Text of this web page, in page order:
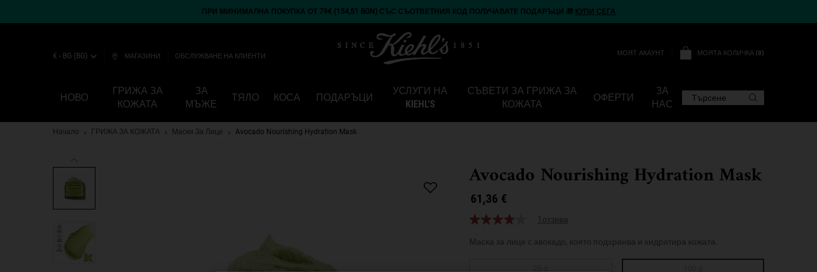
ПРИ МИНИМАЛНА ПОКУПКА ОТ 79€ (154,51 BGN) СЪС СЪОТВЕТНИЯ КОД ПОЛУЧАВАТЕ ПОДАРЪЦИ 🎁 КУПИ СЕГА
€ - BG (BG) МАГАЗИНИ ОБСЛУЖВАНЕ НА КЛИЕНТИ МОЯТ АКАУНТ МОЯТА КОЛИЧКА 0
0 ПРОДУКТ
НОВО
ГРИЖА ЗА
КОЖАТА
ЗА
МЪЖЕ
ТЯЛО КОСА ПОДАРЪЦИ
УСЛУГИ НА
KIEHL'S
СЪВЕТИ ЗА ГРИЖА ЗА
КОЖАТА
ОФЕРТИ
ЗА
НАС
Търсене
Начало ГРИЖА ЗА КОЖАТА Маски За Лице Avocado Nourishing Hydration Mask
Avocado Nourishing Hydration Mask
61,36 €
1отзива
Маска за лице с авокадо, която подхранва и хидратира кожата.